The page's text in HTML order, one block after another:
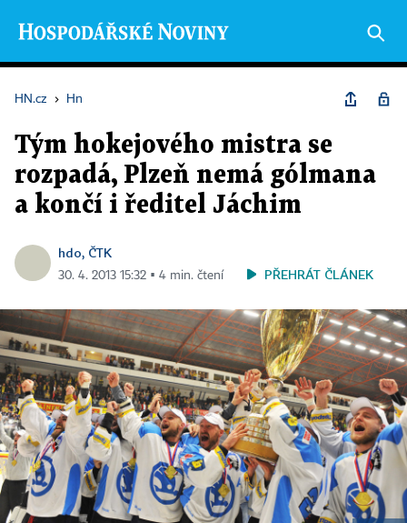
HN.cz › Hn
Tým hokejového mistra se
rozpadá, Plzeň nemá gólmana
a končí i ředitel Jáchim
hdo, ČTK
30. 4. 2013 15:32 ▪ 4 min. čtení PŘEHRÁT ČLÁNEK